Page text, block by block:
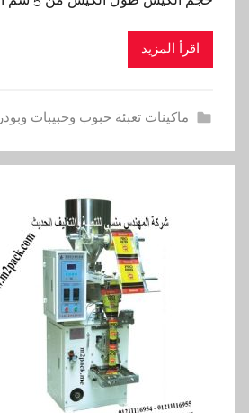
اقرأ المزيد
ماكينات تعبئة حبوب وحبيبات وبودر